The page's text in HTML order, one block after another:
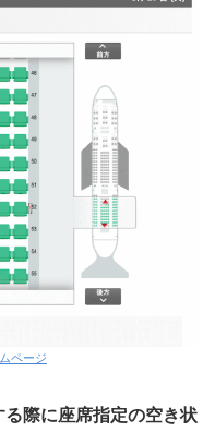
ページ
際に座席指定の空き状